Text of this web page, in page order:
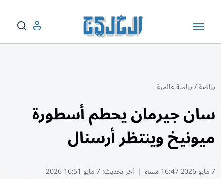
رياضة/رياضة عالمية
سان جيرمان يحطم أسطورة
ميونيخ وينتظر أرسنال
7 مايو 2026 16:47 مساء | آخر تحديث:7 مايو 16:51 2026